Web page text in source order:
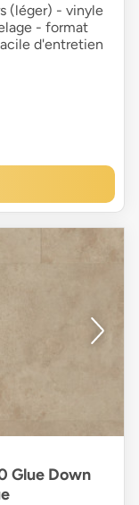
(léger) - vinyle
- format
d'entretien
Glue Down